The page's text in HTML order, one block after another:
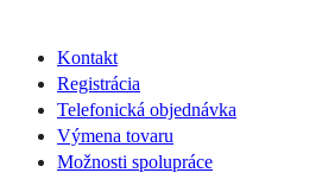
Kontakt
Registrácia
Telefonická objednávka
Výmena tovaru
Možnosti spolupráce